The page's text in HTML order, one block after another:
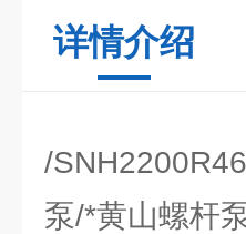
详情介绍
/
泵/*黄山螺杆